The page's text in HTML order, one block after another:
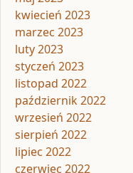
kwiecień 2023
marzec 2023
luty 2023
styczeń 2023
listopad 2022
październik 2022
wrzesień 2022
sierpień 2022
lipiec 2022
czerwiec 2022